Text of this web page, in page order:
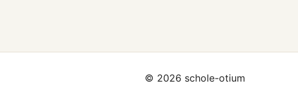
© 2026 schole-otium